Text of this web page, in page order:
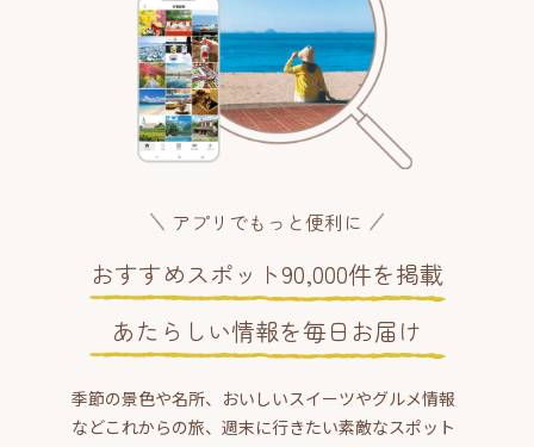
アプリでもっと便利に
おすすめスポット90,000件を掲載
あたらしい情報を毎日お届け
季節の景色や名所、おいしいスイーツやグルメ情報
などこれからの旅、週末に行きたい素敵なスポット